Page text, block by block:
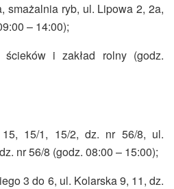
smażalnia ryb, ul. Lipowa 2, 2a,
– 14:00);
ścieków i zakład rolny (godz.
15/1, 15/2, dz. nr 56/8, ul.
nr 56/8 (godz. 08:00 – 15:00);
3 do 6, ul. Kolarska 9, 11, dz.